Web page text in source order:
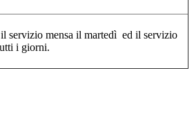
servizio mensa il martedì ed il servizio
i giorni.